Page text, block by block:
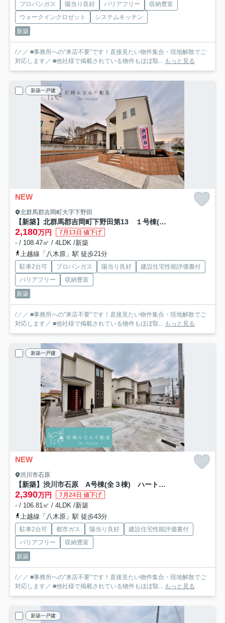
プロパンガス 陽当り良好 バリアフリー
収納豊富
ウォークインクロゼット
システムキッチン
新築
/／／ ■事務所への”来店不要”です！直接見たい物件集合・現地解散でご
対応します／ ■他社様で掲載されている物件もほぼ取... もっと見る
新築一戸建
NEW
北群馬郡吉岡町大字下野田
【新築】北群馬郡吉岡町下野田第13 １号棟(全３棟) リーブルガーデン 新築建売分譲
2,180万円 7月13日 値下げ
- / 108.47㎡ / 4LDK /新築
上越線「八木原」駅 徒歩21分
駐車2台可 プロパンガス 陽当り良好
建設住宅性能評価書付
バリアフリー
収納豊富
新築
/／／ ■事務所への”来店不要”です！直接見たい物件集合・現地解散でご
対応します／ ■他社様で掲載されている物件もほぼ取... もっと見る
新築一戸建
NEW
渋川市石原
【新築】渋川市石原 A号棟(全３棟) ハートフルタウン 新築建売分譲
2,390万円 7月24日 値下げ
- / 106.81㎡ / 4LDK /新築
上越線「八木原」駅 徒歩43分
駐車2台可 都市ガス 陽当り良好
建設住宅性能評価書付
バリアフリー
収納豊富
新築
/／／ ■事務所への”来店不要”です！直接見たい物件集合・現地解散でご
対応します／ ■他社様で掲載されている物件もほぼ取... もっと見る
新築一戸建